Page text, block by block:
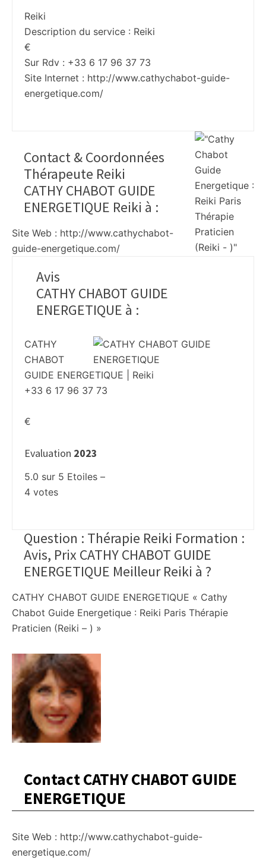
Reiki
Description du service : Reiki
€
Sur Rdv : +33 6 17 96 37 73
Site Internet : http://www.cathychabot-guide-
energetique.com/
Contact & Coordonnées
Thérapeute Reiki
CATHY CHABOT GUIDE
ENERGETIQUE Reiki à :
Site Web : http://www.cathychabot-
guide-energetique.com/
Avis
CATHY CHABOT GUIDE
ENERGETIQUE à :
CATHY
CHABOT
GUIDE ENERGETIQUE | Reiki
+33 6 17 96 37 73
€
Evaluation 2023
5.0 sur 5 Etoiles –
4 votes
Question : Thérapie Reiki Formation :
Avis, Prix CATHY CHABOT GUIDE
ENERGETIQUE Meilleur Reiki à ?
CATHY CHABOT GUIDE ENERGETIQUE « Cathy
Chabot Guide Energetique : Reiki Paris Thérapie
Praticien (Reiki – ) »
Contact CATHY CHABOT GUIDE
ENERGETIQUE
Site Web : http://www.cathychabot-guide-
energetique.com/